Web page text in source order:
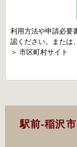
利用方法や申請必要
認ください。または
＞ 市区町村サイト
駅前-稲沢